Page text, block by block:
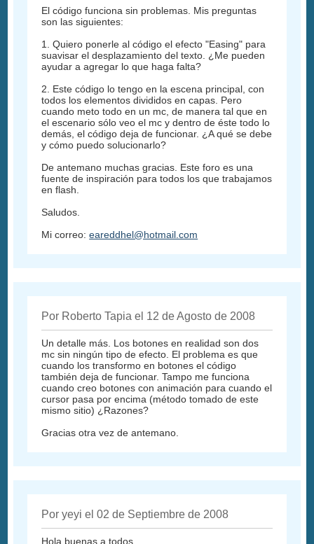
El código funciona sin problemas. Mis preguntas
son las siguientes:
1. Quiero ponerle al código el efecto "Easing" para
suavisar el desplazamiento del texto. ¿Me pueden
ayudar a agregar lo que haga falta?
2. Este código lo tengo en la escena principal, con
todos los elementos divididos en capas. Pero
cuando meto todo en un mc, de manera tal que en
el escenario sólo veo el mc y dentro de éste todo lo
demás, el código deja de funcionar. ¿A qué se debe
y cómo puedo solucionarlo?
De antemano muchas gracias. Este foro es una
fuente de inspiración para todos los que trabajamos
en flash.
Saludos.
Mi correo:eareddhel@hotmail.com
Por Roberto Tapia el 12 de Agosto de 2008
Un detalle más. Los botones en realidad son dos
mc sin ningún tipo de efecto. El problema es que
cuando los transformo en botones el código
también deja de funcionar. Tampo me funciona
cuando creo botones con animación para cuando el
cursor pasa por encima (método tomado de este
mismo sitio) ¿Razones?
Gracias otra vez de antemano.
Por yeyi el 02 de Septiembre de 2008
Hola buenas a todos,